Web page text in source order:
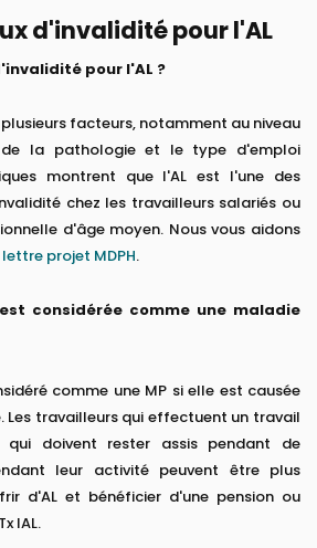
d'invalidité pour l'AL
pour l'AL ?
plusieurs facteurs, notamment au niveau
la pathologie et le type d'emploi
montrent que l'AL est l'une des
chez les travailleurs salariés ou
d'âge moyen. Nous vous aidons
projet MDPH.
considérée comme une maladie
comme une MP si elle est causée
travailleurs qui effectuent un travail
qui doivent rester assis pendant de
leur activité peuvent être plus
d'AL et bénéficier d'une pension ou
IAL.